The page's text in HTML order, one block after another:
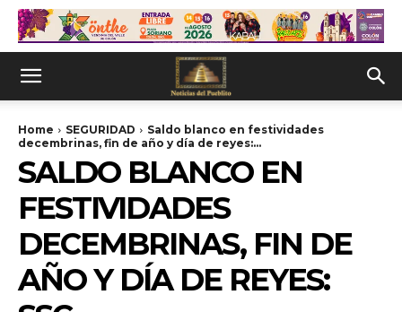
Home SEGURIDAD
Saldo blanco en festividades
decembrinas, fin de año y día de reyes:...
SALDO BLANCO EN
FESTIVIDADES
DECEMBRINAS, FIN DE
AÑO Y DÍA DE REYES: